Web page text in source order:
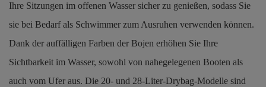
Ihre Sitzungen im offenen Wasser sicher zu genießen, sodass Sie
sie bei Bedarf als Schwimmer zum Ausruhen verwenden können.
Dank der auffälligen Farben der Bojen erhöhen Sie Ihre
Sichtbarkeit im Wasser, sowohl von nahegelegenen Booten als
auch vom Ufer aus. Die 20- und 28-Liter-Drybag-Modelle sind